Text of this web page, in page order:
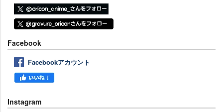
Facebook
Facebookアカウント
Instagram